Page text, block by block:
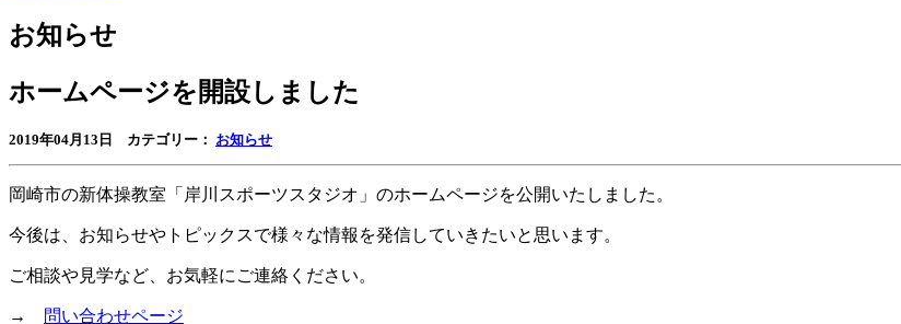
お知らせ
ホームページを開設しました
2019年04月13日 カテゴリー： お知らせ
岡崎市の新体操教室「岸川スポーツスタジオ」のホームページを公開いたしました。
今後は、お知らせやトピックスで様々な情報を発信していきたいと思います。
ご相談や見学など、お気軽にご連絡ください。
→ 問い合わせページ